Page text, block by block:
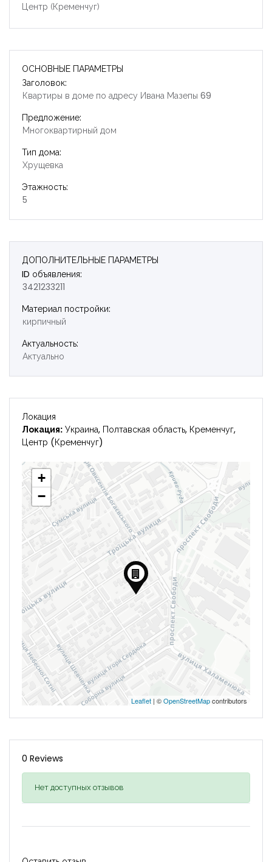
Центр (Кременчуг)
ОСНОВНЫЕ ПАРАМЕТРЫ
Заголовок:
Квартиры в доме по адресу Ивана Мазепы 69
Предложение:
Многоквартирный дом
Тип дома:
Хрущевка
Этажность:
5
ДОПОЛНИТЕЛЬНЫЕ ПАРАМЕТРЫ
ID объявления:
3421233211
Материал постройки:
кирпичный
Актуальность:
Актуально
Локация
Локация: Украина, Полтавская область, Кременчуг,
Центр (Кременчуг)
+
−
Leaflet | ©OpenStreetMapcontributors
0 Reviews
Нет доступных отзывов